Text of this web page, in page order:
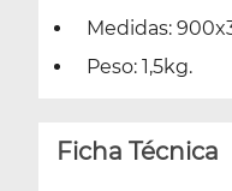
Medidas:
Peso: 1,5kg.
Ficha Técnica